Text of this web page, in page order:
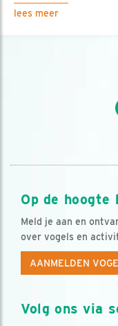
lees meer
Op de hoogte
Meld je aan en
over vogels en
AANMELDEN
Volg ons via